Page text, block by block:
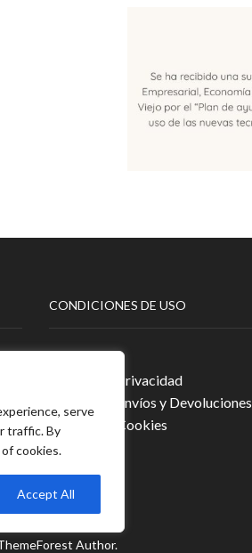
serve
traffic. By
cookies.
Accept All
CONDICIONES DE USO
Política de Privacidad
Política de Envíos y Devoluciones
Política de Cookies
Author.